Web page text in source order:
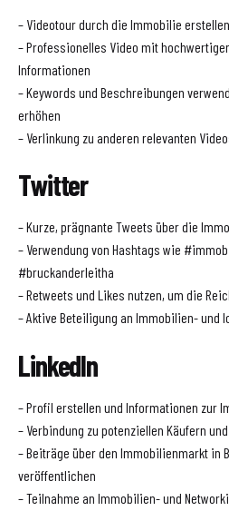
– Videotour durch die Immobilie erstellen
– Professionelles Video mit
Informationen
– Keywords und Beschreibungen
erhöhen
– Verlinkung zu anderen relevanten
Twitter
– Kurze, prägnante Tweets über die
– Verwendung von Hashtags wie
#bruckanderleitha
– Retweets und Likes nutzen, um die
– Aktive Beteiligung an Immobilien- und
LinkedIn
– Profil erstellen und Informationen zur
– Verbindung zu potenziellen Käufern
– Beiträge über den Immobilienmarkt in
veröffentlichen
– Teilnahme an Immobilien- und